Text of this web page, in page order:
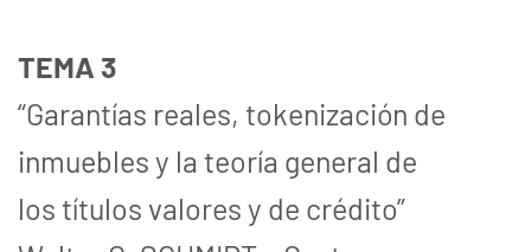
TEMA 3
“Garantías reales, tokenización de
inmuebles y la teoría general de
los títulos valores y de crédito”